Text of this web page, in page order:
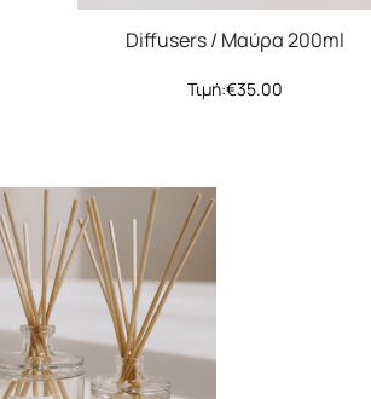
Diffusers / Μαύρα 200ml
Τιμή:€35.00